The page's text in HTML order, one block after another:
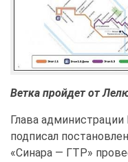
Ветка пройдет от
Глава
подписал
«Синара — ГТР»